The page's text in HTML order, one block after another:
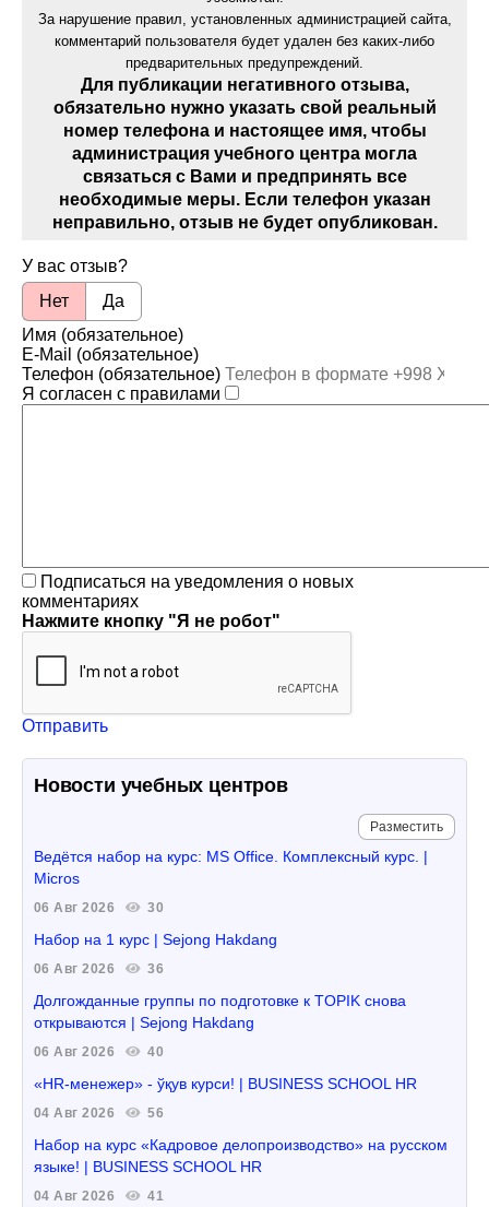
За нарушение правил, установленных администрацией сайта,
комментарий пользователя будет удален без каких-либо
предварительных предупреждений.
Для публикации негативного отзыва,
обязательно нужно указать свой реальный
номер телефона и настоящее имя, чтобы
администрация учебного центра могла
связаться с Вами и предпринять все
необходимые меры. Если телефон указан
неправильно, отзыв не будет опубликован.
У вас отзыв?
Нет
Да
Имя (обязательное)
E-Mail (обязательное)
Телефон (обязательное)
Я согласен с правилами
Подписаться на уведомления о новых
комментариях
Нажмите кнопку "Я не робот"
Отправить
Новости учебных центров
Разместить
Ведётся набор на курс: MS Office. Комплексный курс. |
Micros
06 Авг 2026 30
Набор на 1 курс | Sejong Hakdang
06 Авг 2026 36
Долгожданные группы по подготовке к TOPIK снова
открываются | Sejong Hakdang
06 Авг 2026 40
«HR-менежер» - ўқув курси! | BUSINESS SCHOOL HR
04 Авг 2026 56
Набор на курс «Кадровое делопроизводство» на русском
языке! | BUSINESS SCHOOL HR
04 Авг 2026 41